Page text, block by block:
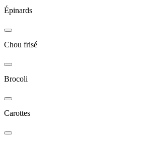
Épinards
Chou frisé
Brocoli
Carottes